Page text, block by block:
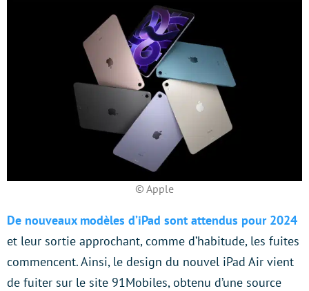
© Apple
De nouveaux modèles d’iPad sont attendus pour 2024
et leur sortie approchant, comme d’habitude, les fuites
commencent. Ainsi, le design du nouvel iPad Air vient
de fuiter sur le site 91Mobiles, obtenu d’une source